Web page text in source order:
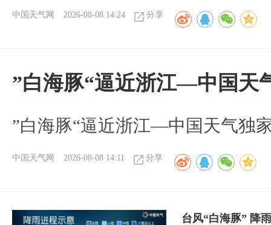
中国天气网 2026-08-08 14:24 分享
”白海豚“逼近浙江—中国天
​”白海豚“逼近浙江—中国天气独
中国天气网 2026-08-08 14:11 分享
台风“白海豚” 降